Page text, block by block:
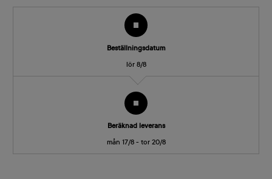
Beställningsdatum
lör 8/8
Beräknad leverans
mån 17/8 - tor 20/8